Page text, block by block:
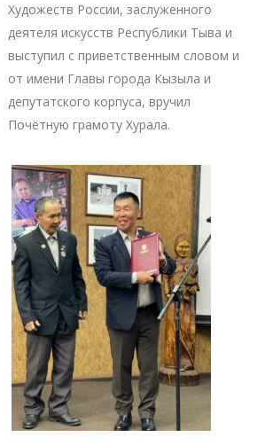
Художеств России, заслуженного
деятеля искусств Республики Тыва и
выступил с приветственным словом и
от имени Главы города Кызыла и
депутатского корпуса, вручил
Почётную грамоту Хурала.